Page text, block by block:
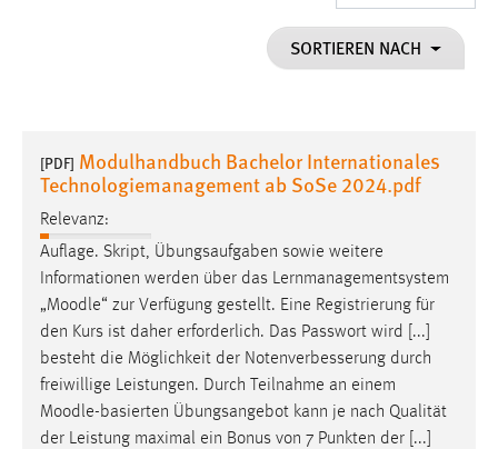
SORTIEREN NACH
[PDF] Modulhandbuch Bachelor Internationales
Technologiemanagement ab SoSe 2024.pdf
Relevanz:
Auflage. Skript, Übungsaufgaben sowie weitere
Informationen werden über das Lernmanagementsystem
„Moodle“ zur Verfügung gestellt. Eine Registrierung für
den Kurs ist daher erforderlich. Das Passwort wird [...]
besteht die Möglichkeit der Notenverbesserung durch
freiwillige Leistungen. Durch Teilnahme an einem
Moodle-basierten Übungsangebot kann je nach Qualität
der Leistung maximal ein Bonus von 7 Punkten der [...]
Performance
Name:
staticfilecache
Zweck:
Für performante Seitenauslieferung wird in diesem Cookie
gespeichert, ob man eingeloggt ist.
Sprachpräferenz
Name:
site-language-preference